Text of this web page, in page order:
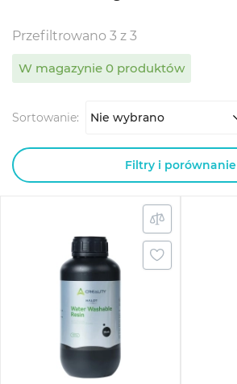
Przefiltrowano 3 z 3
W magazynie 0 produktów
Sortowanie: Nie wybrano
Filtry i porównanie